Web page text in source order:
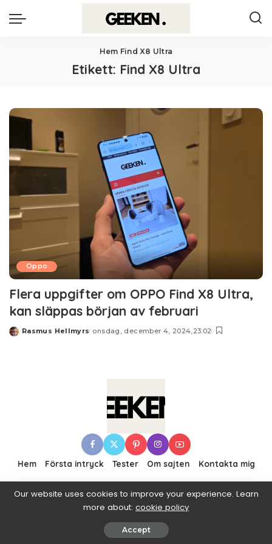
Hem Find X8 Ultra
Etikett: Find X8 Ultra
Oppo
Flera uppgifter om OPPO Find X8 Ultra,
kan släppas början av februari
Posted
Rasmus Hellmyrs onsdag, december 4, 2024,23:02
Hem Första intryck Tester Om sajten Kontakta mig
© 2016–2019 Pixwell made with Love, powered by
ThemeRuby.
Our website uses cookies to improve your experience. Learn
more about: cookie policy
Accept